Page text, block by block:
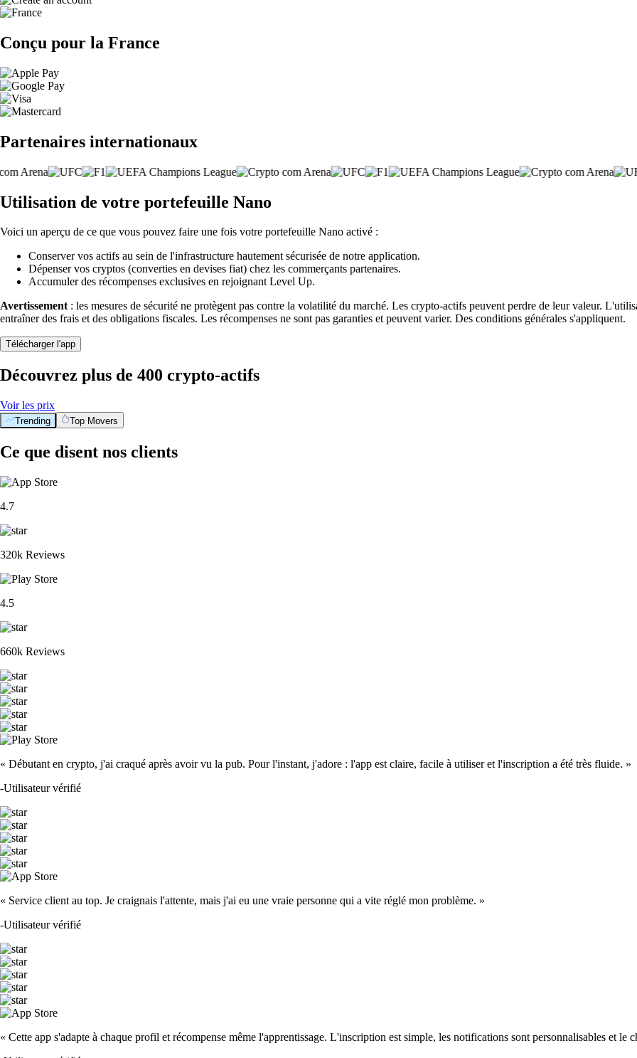
Conçu pour la France
Partenaires internationaux
Utilisation de votre portefeuille Nano
Voici un aperçu de ce que vous pouvez faire une fois votre portefeuille Nano activé :
Conserver vos actifs au sein de l'infrastructure hautement sécurisée de notre application.
Dépenser vos cryptos (converties en devises fiat) chez les commerçants partenaires.
Accumuler des récompenses exclusives en rejoignant Level Up.
Avertissement : les mesures de sécurité ne protègent pas contre la volatilité du marché. Les crypto-actifs peuvent perdre de leur valeur.
entraîner des frais et des obligations fiscales. Les récompenses ne sont pas garanties et peuvent varier. Des conditions générales s'appliquent.
Télécharger l'app
Découvrez plus de 400 crypto-actifs
Voir les prix
Trending Top Movers
Ce que disent nos clients
4.7
320k Reviews
4.5
660k Reviews
« Débutant en crypto, j'ai craqué après avoir vu la pub. Pour l'instant, j'adore : l'app est claire, facile à utiliser et l'inscription a été très fluide. »
-Utilisateur vérifié
« Service client au top. Je craignais l'attente, mais j'ai eu une vraie personne qui a vite réglé mon problème. »
-Utilisateur vérifié
« Cette app s'adapte à chaque profil et récompense même l'apprentissage. L'inscription est simple, les notifications sont personnalisables et le